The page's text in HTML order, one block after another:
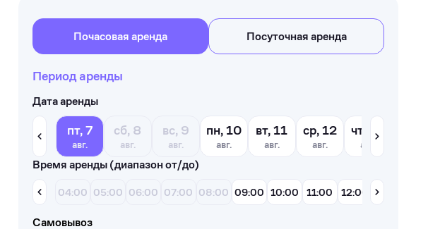
Почасовая аренда Посуточная аренда
Период аренды
Дата аренды
пт, 7
авг.
сб, 8
авг.
вс, 9
авг.
пн, 10
авг.
вт, 11
авг.
ср, 12
авг.
чт, 13
авг.
Время аренды (диапазон от/до)
04:00 05:00 06:00 07:00 08:00 09:00 10:00 11:00 12:00 13:00
Самовывоз